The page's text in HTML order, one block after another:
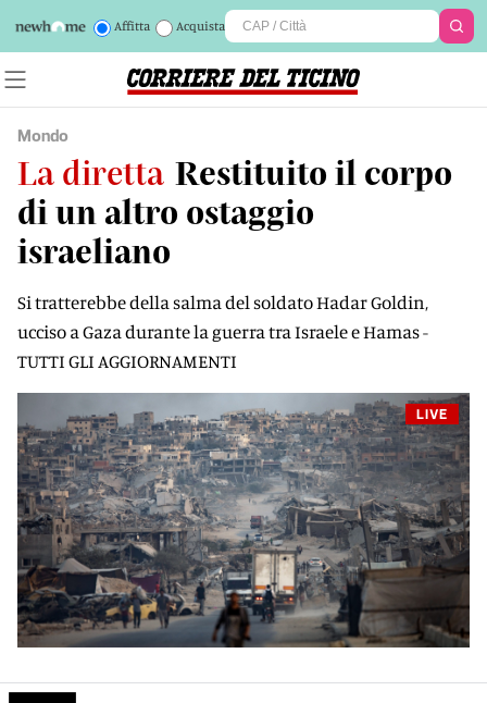
Affitta Acquista
Mondo
La diretta Restituito il corpo
di un altro ostaggio
israeliano
Si tratterebbe della salma del soldato Hadar Goldin,
ucciso a Gaza durante la guerra tra Israele e Hamas -
TUTTI GLI AGGIORNAMENTI
LIVE